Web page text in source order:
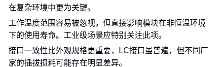
在复杂环境中更为关键。
工作温度范围容易被忽视，但直接影响模块在非恒温环境
下的使用寿命。工业级场景应特别关注此项。
接口一致性比外观规格更重要，LC接口虽普遍，但不同厂
家的插拔损耗可能存在明显差异。